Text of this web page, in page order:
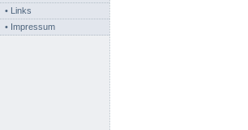
• Links
• Impressum